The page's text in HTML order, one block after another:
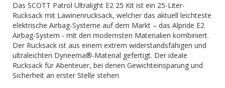
Das SCOTT Patrol Ultralight E2 25 Kit ist ein 25-Liter-
Rucksack mit Lawinenrucksack, welcher das aktuell leichteste
elektrische Airbag-Systeme auf dem Markt – das Alpride E2
Airbag-System - mit den modernsten Materialien kombiniert.
Der Rucksack ist aus einem extrem widerstandsfähigen und
ultraleichten Dyneema®-Material gefertigt. Der ideale
Rucksack für Abenteuer, bei denen Gewichteinsparung und
Sicherheit an erster Stelle stehen